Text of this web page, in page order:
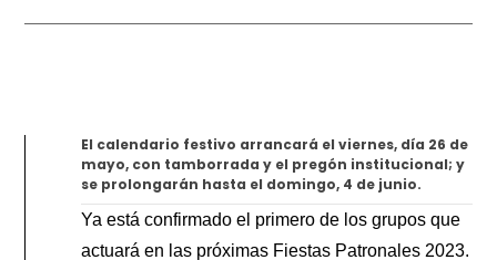
El calendario festivo arrancará el viernes, día 26 de
mayo, con tamborrada y el pregón institucional; y
se prolongarán hasta el domingo, 4 de junio.
Ya está confirmado el primero de los grupos que
actuará en las próximas Fiestas Patronales 2023.